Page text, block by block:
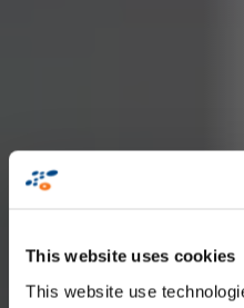
This website uses cookies
This website use